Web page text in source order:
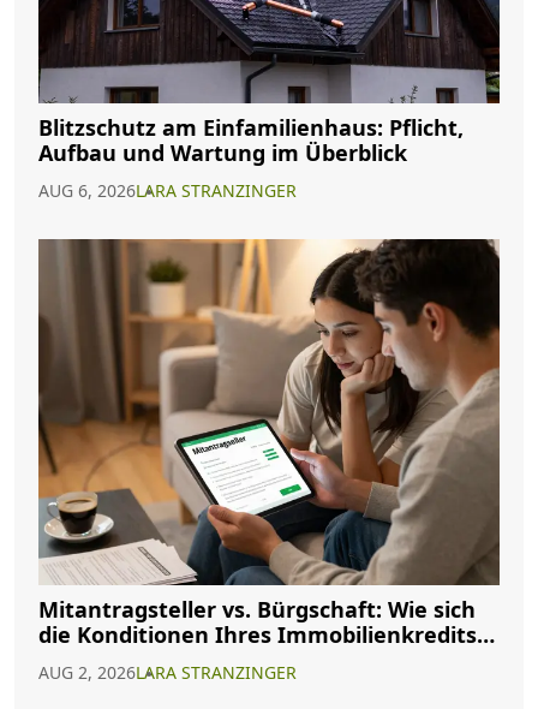
Blitzschutz am Einfamilienhaus: Pflicht,
Aufbau und Wartung im Überblick
AUG 6, 2026LARA STRANZINGER
Mitantragsteller vs. Bürgschaft: Wie sich
die Konditionen Ihres Immobilienkredits
AUG 2, 2026LARA STRANZINGER